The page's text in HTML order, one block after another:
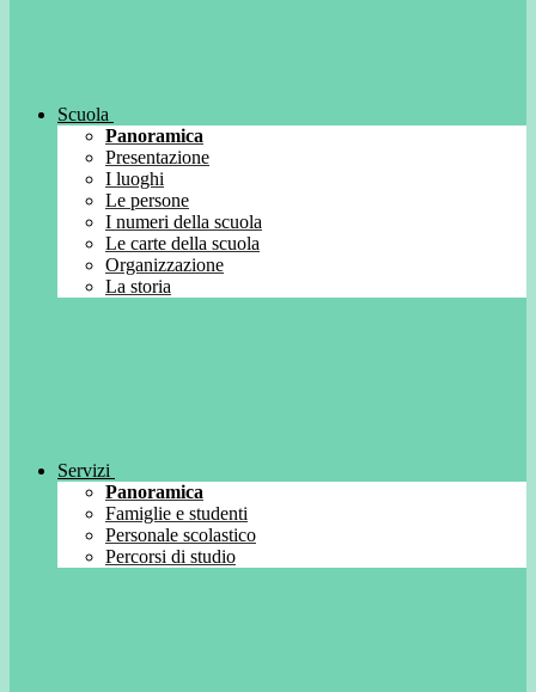
Scuola
Panoramica
Presentazione
I luoghi
Le persone
I numeri della scuola
Le carte della scuola
Organizzazione
La storia
Servizi
Panoramica
Famiglie e studenti
Personale scolastico
Percorsi di studio